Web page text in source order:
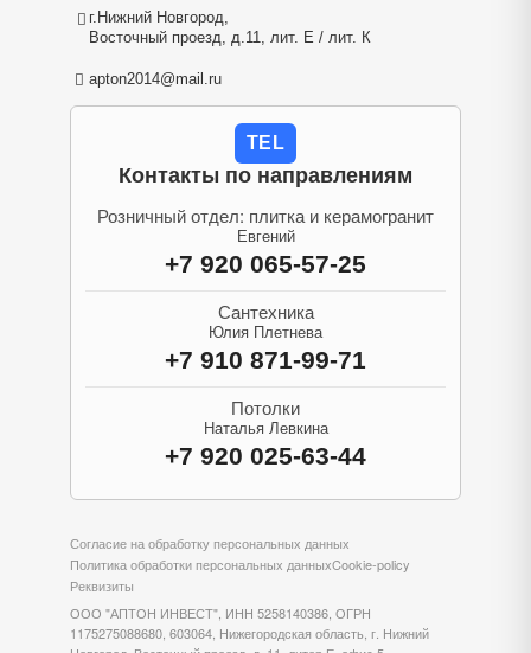
г.Нижний Новгород,
Восточный проезд, д.11, лит. Е / лит. К
apton2014@mail.ru
TEL
Контакты по направлениям
Розничный отдел: плитка и керамогранит
Евгений
+7 920 065-57-25
Сантехника
Юлия Плетнева
+7 910 871-99-71
Потолки
Наталья Левкина
+7 920 025-63-44
Согласие на обработку персональных данных
Политика обработки персональных данныхCookie-policy
Реквизиты
ООО "АПТОН ИНВЕСТ", ИНН 5258140386, ОГРН
1175275088680, 603064, Нижегородская область, г. Нижний